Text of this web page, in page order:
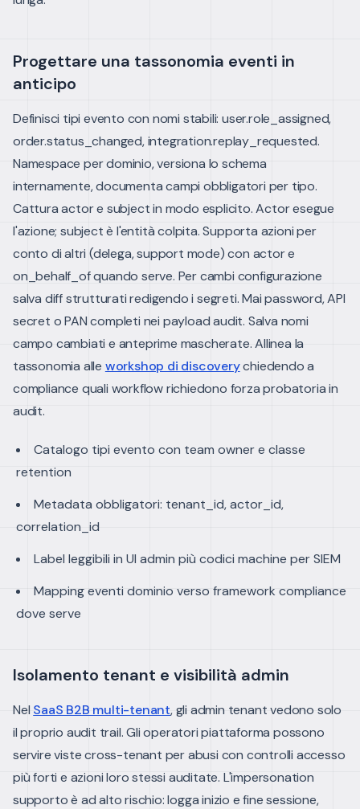
Progettare una tassonomia eventi in
anticipo
Definisci tipi evento con nomi stabili: user.role_assigned,
order.status_changed, integration.replay_requested.
Namespace per dominio, versiona lo schema
internamente, documenta campi obbligatori per tipo.
Cattura actor e subject in modo esplicito. Actor esegue
l'azione; subject è l'entità colpita. Supporta azioni per
conto di altri (delega, support mode) con actor e
on_behalf_of quando serve. Per cambi configurazione
salva diff strutturati redigendo i segreti. Mai password, API
secret o PAN completi nei payload audit. Salva nomi
campo cambiati e anteprime mascherate.Allinea la
tassonomia alle workshop di discoverychiedendo a
compliance quali workflow richiedono forza probatoria in
audit.
Catalogo tipi evento con team owner e classe
retention
Metadata obbligatori: tenant_id, actor_id,
correlation_id
Label leggibili in UI admin più codici machine per SIEM
Mapping eventi dominio verso framework compliance
dove serve
Isolamento tenant e visibilità admin
NelSaaS B2B multi-tenant, gli admin tenant vedono solo
il proprio audit trail. Gli operatori piattaforma possono
servire viste cross-tenant per abusi con controlli accesso
più forti e azioni loro stessi auditate. L'impersonation
supporto è ad alto rischio: logga inizio e fine sessione,